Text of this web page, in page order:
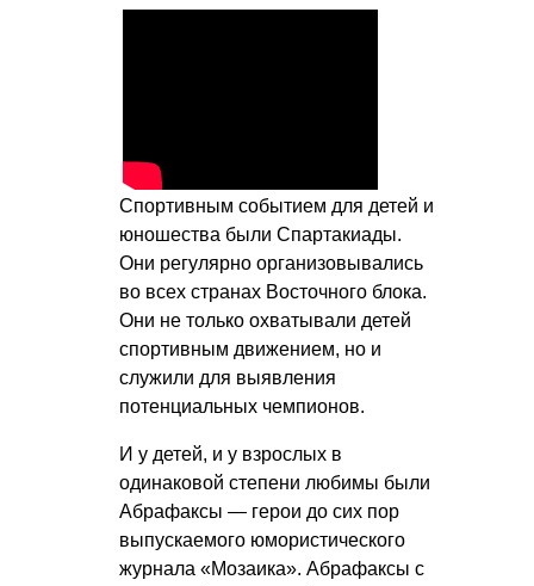
Спортивным событием для детей и
юношества были Спартакиады.
Они регулярно организовывались
во всех странах Восточного блока.
Они не только охватывали детей
спортивным движением, но и
служили для выявления
потенциальных чемпионов.
И у детей, и у взрослых в
одинаковой степени любимы были
Абрафаксы — герои до сих пор
выпускаемого юмористического
журнала «Мозаика». Абрафаксы с